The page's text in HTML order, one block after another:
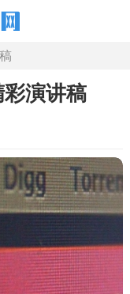
演讲稿